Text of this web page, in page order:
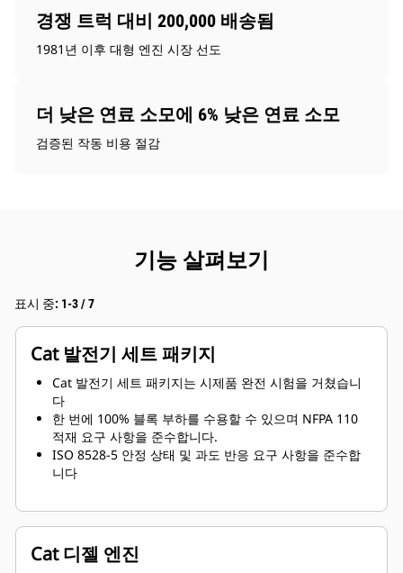
경쟁 트럭 대비 200,000 배송됨
1981년 이후 대형 엔진 시장 선도
더 낮은 연료 소모에 6% 낮은 연료 소모
검증된 작동 비용 절감
기능 살펴보기
표시 중: 1-3 / 7
Cat 발전기 세트 패키지
Cat 발전기 세트 패키지는 시제품 완전 시험을 거쳤습니
다
한 번에 100% 블록 부하를 수용할 수 있으며 NFPA 110
적재 요구 사항을 준수합니다.
ISO 8528-5 안정 상태 및 과도 반응 요구 사항을 준수합
니다
Cat 디젤 엔진